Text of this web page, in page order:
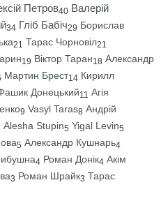
Петров40 Валерій
34 Гліб Бабіч29 Борислав
21 Тарас Чорновіл21
19 Віктор Таран18 Александр
Мартин Брест14 Кирилл
Донецький11 Агія
9 Vasyl Taras8 Андрій
Alesha Stupin5 Yigal Levin5
5 Александр Кушнарь4
4 Роман Донік4 Акім
3 Роман Шрайк3 Тарас